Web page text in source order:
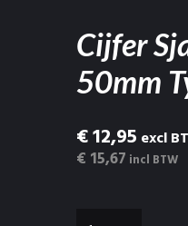
Cijfer
50mm
€ 12,95 excl
€ 15,67 incl BTW